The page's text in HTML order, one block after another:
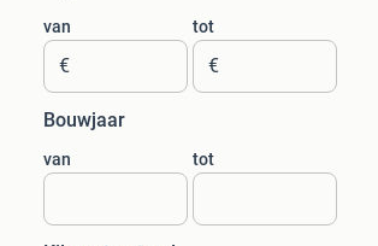
van
€
tot
€
Bouwjaar
van tot